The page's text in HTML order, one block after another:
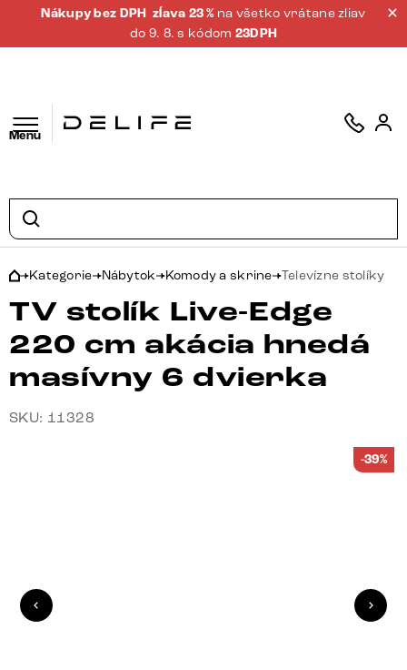
Nákupy bez DPH zĺava 23 % na všetko vrátane zliav
do 9. 8. s kódom 23DPH
Menu
Kategorie Nábytok Komody a skrine Televízne stolíky
TV stolík Live-Edge
220 cm akácia hnedá
masívny 6 dvierka
SKU: 11328
-39%